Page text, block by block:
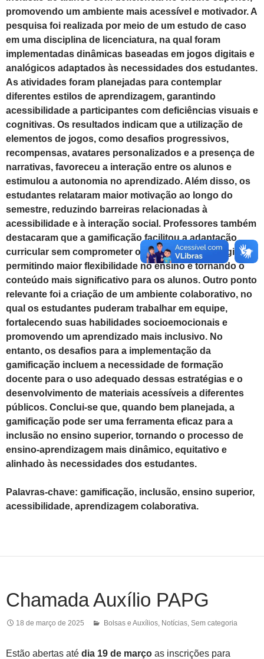
promovendo um ambiente mais acessível e motivador. A
pesquisa foi realizada por meio de um estudo de caso
em uma disciplina de licenciatura, na qual foram
implementadas dinâmicas baseadas em jogos digitais e
analógicos adaptados às necessidades dos estudantes.
As atividades foram planejadas para contemplar
diferentes estilos de aprendizagem, garantindo
acessibilidade a participantes com deficiências visuais e
cognitivas. Os resultados indicam que a utilização de
elementos de jogos, como desafios progressivos,
recompensas, avatares personalizados e a presença de
narrativas, favoreceu a interação entre os alunos e
estimulou a autonomia no aprendizado. Além disso, os
estudantes relataram maior motivação ao longo do
semestre, reduzindo barreiras relacionadas à
acessibilidade e à interação social. Professores também
destacaram que a gamificação facilitou a adaptação
curricular sem comprometer os objetivos pedagógicos,
permitindo maior flexibilidade no ensino e tornando o
conteúdo mais significativo para os alunos. Outro ponto
relevante foi a criação de um ambiente colaborativo, no
qual os estudantes puderam trabalhar em equipe,
fortalecendo suas habilidades socioemocionais e
promovendo um aprendizado mais inclusivo. No
entanto, os desafios para a implementação da
gamificação incluem a necessidade de formação
docente para o uso adequado dessas estratégias e o
desenvolvimento de materiais acessíveis a diferentes
públicos. Conclui-se que, quando bem planejada, a
gamificação pode ser uma ferramenta eficaz para a
inclusão no ensino superior, tornando o processo de
ensino-aprendizagem mais dinâmico, equitativo e
alinhado às necessidades dos estudantes.
Palavras-chave: gamificação, inclusão, ensino superior,
acessibilidade, aprendizagem colaborativa.
Chamada Auxílio PAPG
18 de março de 2025 Bolsas e Auxílios Notícias Sem categoria
Estão abertas até dia 19 de março as inscrições para